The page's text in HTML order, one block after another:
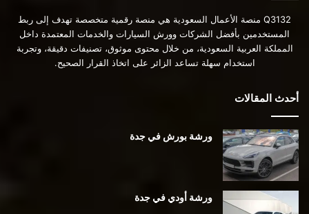
Q3132 منصة الأعمال السعودية هي منصة رقمية متخصصة تهدف إلى ربط
المستخدمين بأفضل الشركات وورش السيارات والخدمات المعتمدة داخل
المملكة العربية السعودية، من خلال محتوى موثوق، تصنيفات دقيقة، وتجربة
استخدام سهلة تساعد الزائر على اتخاذ القرار الصحيح.
أحدث المقالات
ورشة بورش في جدة
ورشة أودي في جدة